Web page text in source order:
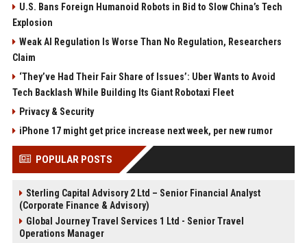
U.S. Bans Foreign Humanoid Robots in Bid to Slow China’s Tech
Explosion
Weak AI Regulation Is Worse Than No Regulation, Researchers
Claim
‘They’ve Had Their Fair Share of Issues’: Uber Wants to Avoid
Tech Backlash While Building Its Giant Robotaxi Fleet
Privacy & Security
iPhone 17 might get price increase next week, per new rumor
POPULAR POSTS
Sterling Capital Advisory 2 Ltd – Senior Financial Analyst
(Corporate Finance & Advisory)
Global Journey Travel Services 1 Ltd - Senior Travel
Operations Manager